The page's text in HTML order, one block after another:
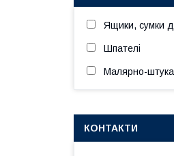
Ящики, сумки
Шпателі
Малярно-
КОНТАКТИ